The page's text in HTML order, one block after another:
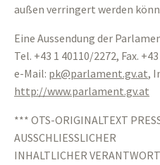
außen verringert werden
Eine Aussendung der
Tel. +43 1 40110/2272, Fax.
e-Mail: pk parlament.gvat,
http://www.parlament.gv.at
*** OTS-ORIGINALTEXT
AUSSCHLIESSLICHER
INHALTLICHER